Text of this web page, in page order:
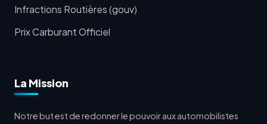
Infractions Routières (gouv)
Prix Carburant Officiel
La Mission
Notre but est de redonner le pouvoir aux automobilistes